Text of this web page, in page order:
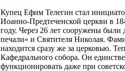
Купец Ефим Телегин стал
Иоанно-Предтеченской церкви в
году. Через 26 лет сооружены
печали» и Святителя Николая.
находится сразу же за церковью.
Кафедрального собора. Он
функционировать даже при